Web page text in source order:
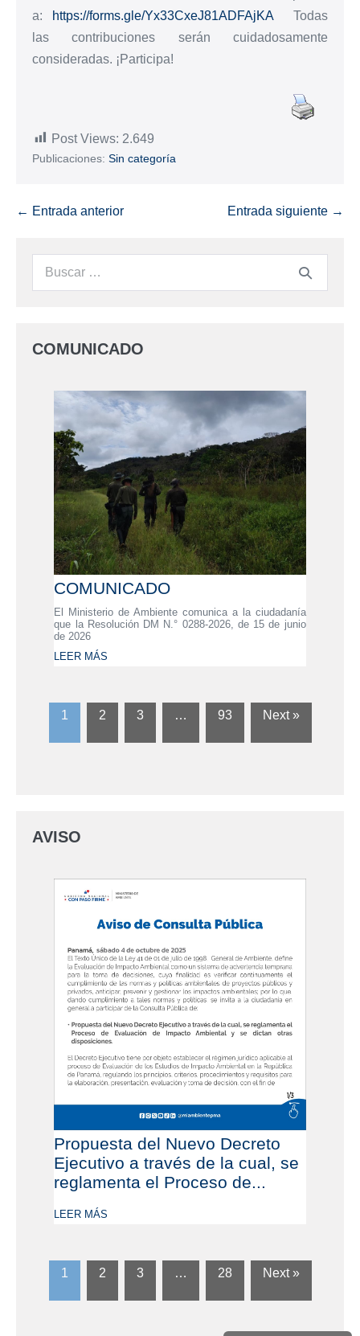
a:
https://forms.gle/Yx33CxeJ81ADFAjKA Todas
las contribuciones serán cuidadosamente
consideradas. ¡Participa!
Post Views: 2.649
Publicaciones: Sin categoría
← Entrada anterior Entrada siguiente →
COMUNICADO
COMUNICADO
El Ministerio de Ambiente comunica a la ciudadanía
que la Resolución DM N.° 0288-2026, de 15 de junio
de 2026
LEER MÁS
1 2 3 … 93 Next »
AVISO
Propuesta del Nuevo Decreto
Ejecutivo a través de la cual, se
reglamenta el Proceso de...
LEER MÁS
1 2 3 … 28 Next »